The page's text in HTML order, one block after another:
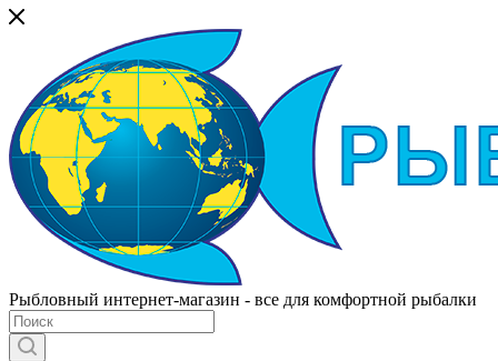
Рыбловный интернет-магазин - все для комфортной рыбалки